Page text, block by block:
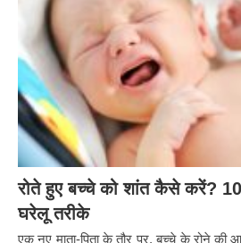
रोते हुए बच्चे को शांत कैसे करें?
घरेलू तरीके
एक नए माता-पिता के तौर पर, बच्चे के रोने